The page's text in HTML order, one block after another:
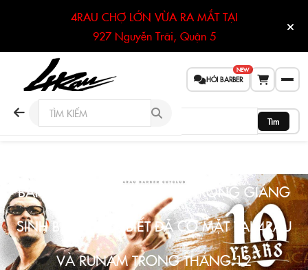
4RAU CHỢ LỚN VỪA RA MẮT TẠI
927 Nguyễn Trãi, Quận 5
HỎI BARBER
NEW
Tìm
BÁNH TREO NGƯỢC KỲ LẠ TRONG GIÁNG
SINH BẠN CHƯA BIẾT ĐÃ CÓ MẶT TẠI 4RAU
VÀ RUNAM TRONG THÁNG 12